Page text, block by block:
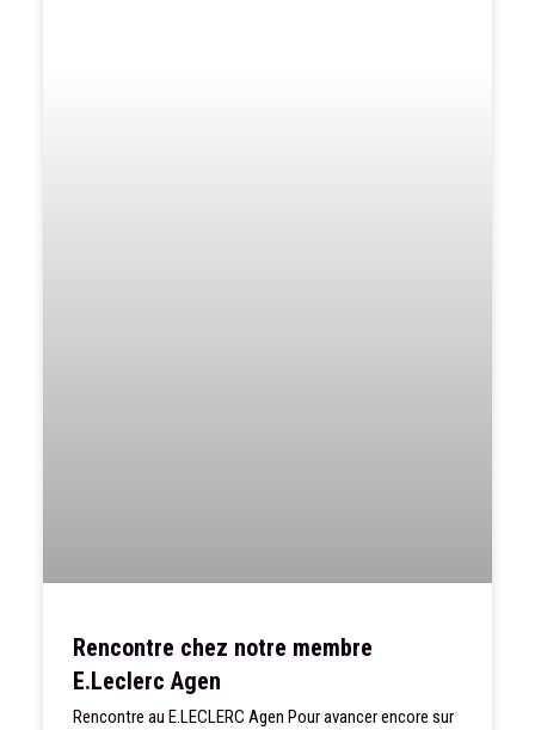
Rencontre chez notre membre
E.Leclerc Agen
Rencontre au E.LECLERC Agen Pour avancer encore sur